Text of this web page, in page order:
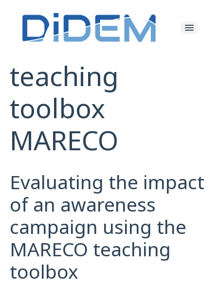
Les Actualités
Le Projet
Les Ressources
teaching
toolbox
MARECO
Evaluating the impact
of an awareness
campaign using the
MARECO teaching
toolbox